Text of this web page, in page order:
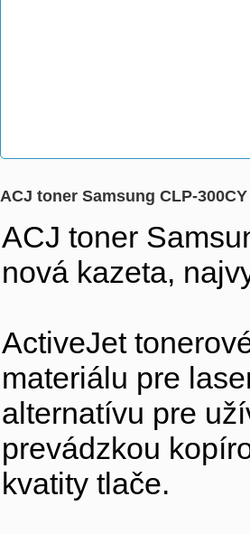
ACJ toner Samsung CLP-
ACJ toner
nová kazeta,
ActiveJet
materiálu pre
alternatívu pre
prevádzkou
kvatity tlače.